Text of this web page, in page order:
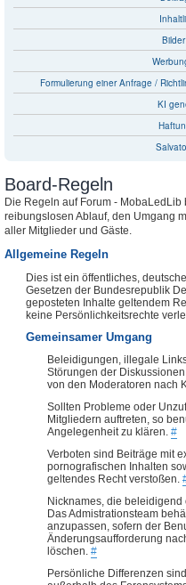
Formulierung einer Anfrage /
KI
Board-Regeln
Die Regeln auf Forum -
reibungslosen Ablauf, den Umgang
aller Mitglieder und Gäste.
Allgemeine Regeln
Dies ist ein öffentliches,
Gesetzen der Bundesrepublik
geposteten Inhalte geltendem
keine Persönlichkeitsrechte
Gemeinsamer Umgang
Beleidigungen, illegale
Störungen der
von den Moderatoren nach
Sollten Probleme oder
Mitgliedern auftreten, so
Angelegenheit zu klären. #
Verboten sind Beiträge mit
pornografischen Inhalten
geltendes Recht verstoßen.
Nicknames, die
Das Admistrationsteam
anzupassen, sofern der
Änderungsaufforderung
löschen. #
Persönliche Differenzen